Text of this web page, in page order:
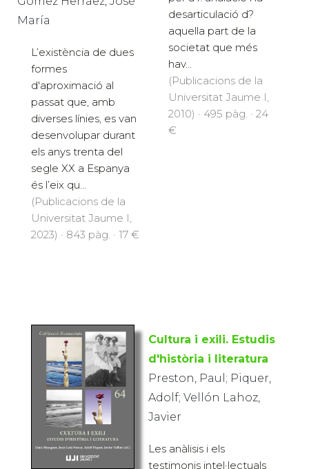
María
L’existència de dues
formes
d'aproximació al
passat que, amb
diverses línies, es van
desenvolupar durant
els anys trenta del
segle XX a Espanya
és l’eix qu...
(Publicacions de la
Universitat Jaume I,
2023) · 843 pàg. · 17 €
desarticulació d?
aquella part de la
societat que més
hav...
(Publicacions de la
Universitat Jaume I,
2010) · 495 pàg. · 24
€
Cultura i exili. Estudis
d'història i literatura
Preston, Paul; Piquer,
Adolf; Vellón Lahoz,
Javier
Les anàlisis i els
testimonis intel·lectuals